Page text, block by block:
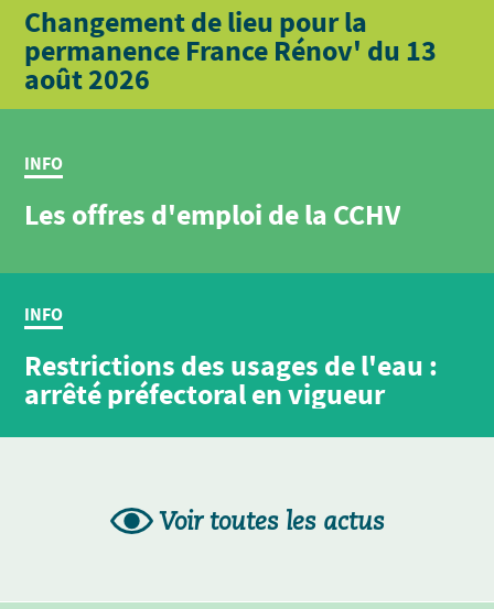
Changement de lieu pour la
permanence France Rénov' du 13
août 2026
INFO
Les offres d'emploi de la CCHV
INFO
Restrictions des usages de l'eau :
arrêté préfectoral en vigueur
Voir toutes les actus